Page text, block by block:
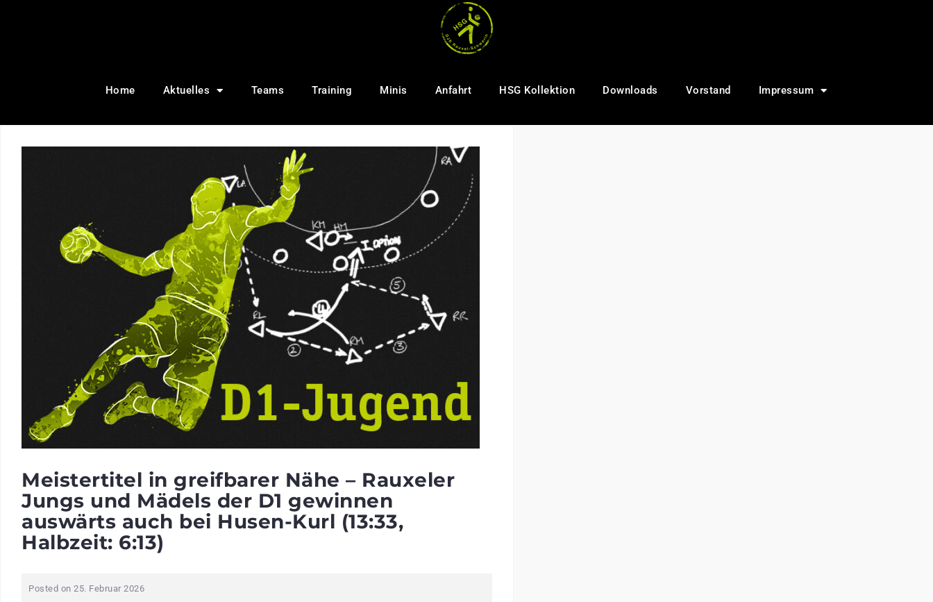
Home Aktuelles Teams Training Minis Anfahrt HSG Kollektion Downloads Vorstand Impressum
Meistertitel in greifbarer Nähe – Rauxeler
Jungs und Mädels der D1 gewinnen
auswärts auch bei Husen-Kurl (13:33,
Halbzeit: 6:13)
Posted on 25. Februar 2026